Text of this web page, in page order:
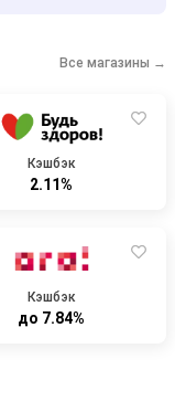
Все магазины →
Кэшбэк
2.11%
Кэшбэк
до 7.84%